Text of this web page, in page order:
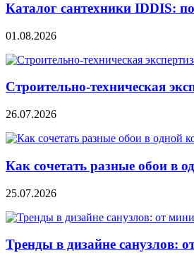
Каталог сантехники IDDIS:
01.08.2026
Строительно‑техническая
26.07.2026
Как сочетать разные обои в
25.07.2026
Тренды в дизайне санузлов: